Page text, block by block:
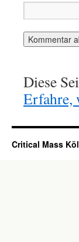
Diese
Erfahre,
Critical Mass